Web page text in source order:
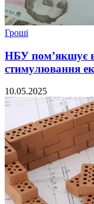
Гроші
НБУ пом’якшує
стимулювання
10.05.2025